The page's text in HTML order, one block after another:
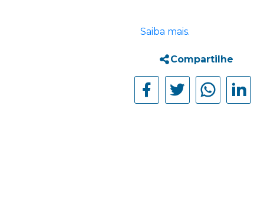
Saiba mais.
Compartilhe